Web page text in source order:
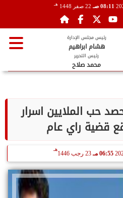
08:11 صـ 22 صفر 1448 هـ
رئيس مجلس الإدارة
هشام ابراهيم
رئيس التحرير
محمد صلاح
حب الملايين اسرار
قضية راي عام
06:55 مـ 23 رجب 1446
هـ